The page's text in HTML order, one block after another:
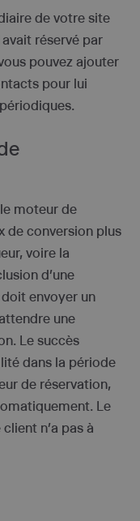
de votre site
réservé par
pouvez ajouter
pour lui
moteur de
de conversion plus
voire la
d’une
envoyer un
une
Le succès
dans la période
de réservation,
Le
n’a pas à